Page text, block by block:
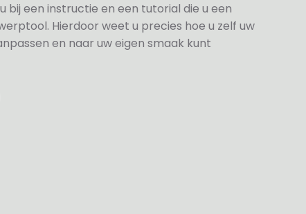
bij een instructie en een tutorial die u een
Hierdoor weet u precies hoe u zelf uw
en naar uw eigen smaak kunt